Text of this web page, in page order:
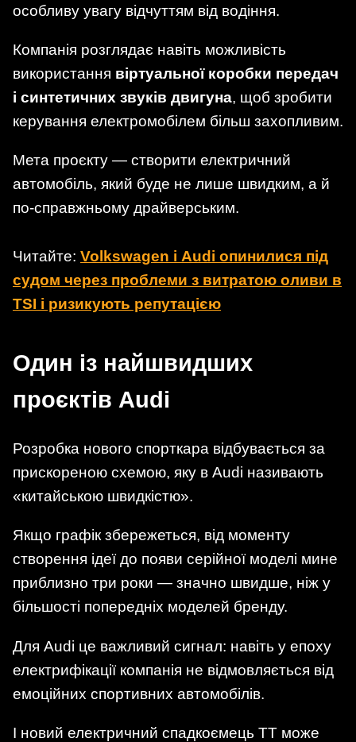
особливу увагу відчуттям від водіння.
Компанія розглядає навіть можливість
використання віртуальної коробки передач
і синтетичних звуків двигуна, щоб зробити
керування електромобілем більш захопливим.
Мета проєкту — створити електричний
автомобіль, який буде не лише швидким, а й
по-справжньому драйверським.
Читайте: Volkswagen і Audi опинилися під
судом через проблеми з витратою оливи в
TSI і ризикують репутацією
Один із найшвидших
проєктів Audi
Розробка нового спорткара відбувається за
прискореною схемою, яку в Audi називають
«китайською швидкістю».
Якщо графік збережеться, від моменту
створення ідеї до появи серійної моделі мине
приблизно три роки — значно швидше, ніж у
більшості попередніх моделей бренду.
Для Audi це важливий сигнал: навіть у епоху
електрифікації компанія не відмовляється від
емоційних спортивних автомобілів.
І новий електричний спадкоємець TT може